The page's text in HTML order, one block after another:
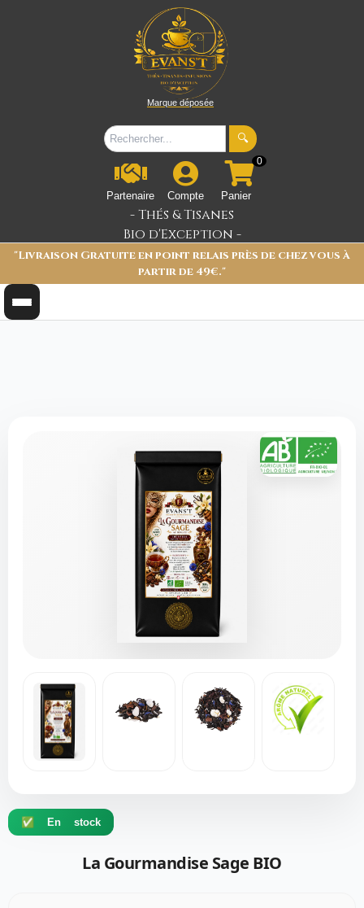
Marque déposée
🔍
Partenaire Compte
0
Panier
- Thés & Tisanes
Bio d'Exception -
"Livraison Gratuite en point relais près de chez vous à
partir de 49€."
✅ En stock
La Gourmandise Sage BIO